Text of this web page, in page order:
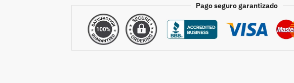
Pago seguro garantizado